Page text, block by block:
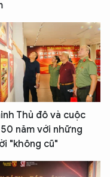
Thủ đô và cuộc
năm với những
"không cũ"
cần biết về
sàng hỗ trợ!